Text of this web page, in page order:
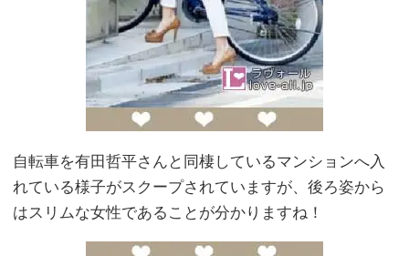
自転車を有田哲平さんと同棲しているマンションへ入
れている様子がスクープされていますが、後ろ姿から
はスリムな女性であることが分かりますね！